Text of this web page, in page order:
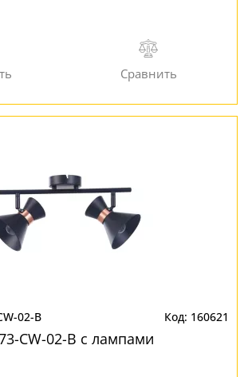
02-B 160621
CW-02-B с лампами